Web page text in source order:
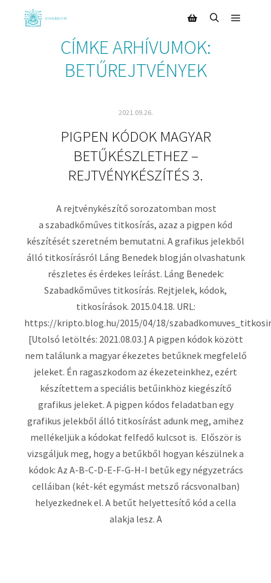
CÍMKE ARHÍVUMOK:
BETŰREJTVÉNYEK
2021.09.26.
PIGPEN KÓDOK MAGYAR
BETŰKÉSZLETHEZ –
REJTVÉNYKÉSZÍTÉS 3.
A rejtvénykészítő sorozatomban most
a szabadkőműves titkosírás, azaz a pigpen kód
készítését szeretném bemutatni. A grafikus jelekből
álló titkosírásról Láng Benedek blogján olvashatunk
részletes és érdekes leírást. Láng Benedek:
Szabadkőműves titkosírás. Rejtjelek, kódok,
titkosírások. 2015.04.18. URL:
https://kripto.blog.hu/2015/04/18/
[Utolsó letöltés: 2021.08.03.] A pigpen kódok között
nem találunk a magyar ékezetes betűknek megfelelő
jeleket. Én ragaszkodom az ékezeteinkhez, ezért
készítettem a speciális betűinkhöz kiegészítő
grafikus jeleket. A pigpen kódos feladatban egy
grafikus jelekből álló titkosírást adunk meg, amihez
mellékeljük a kódokat felfedő kulcsot is. Először is
vizsgáljuk meg, hogy a betűkből hogyan készülnek a
kódok: Az A-B-C-D-E-F-G-H-I betűk egy négyzetrács
celláiban (két-két egymást metsző rácsvonalban)
helyezkednek el. A betűt helyettesítő kód a cella
alakja lesz. A